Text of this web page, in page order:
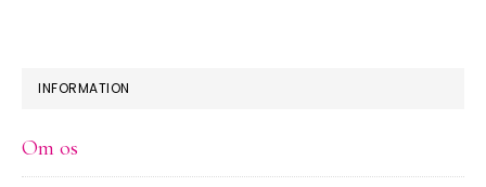
INFORMATION
Om os